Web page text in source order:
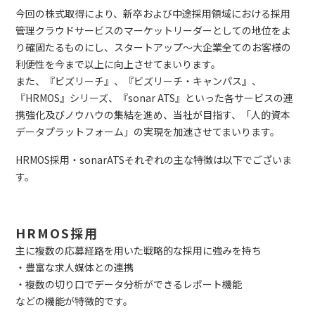
今回の株式取得により、新卒および中途採用領域における採用
管理クラウドサービスのマーケットリーダーとしての地位をよ
り確固たるものにし、スタートアップ〜大企業全てのお客様の
利便性を今まで以上に向上させてまいります。
また、『ビズリーチ』、『ビズリーチ・キャンパス』、
『HRMOS』シリーズ、『sonar ATS』といった各サービスの連
携強化及びノウハウの集結を進め、当社が目指す、「人的資本
データプラットフォーム」の実現を加速させてまいります。
HRMOS採用・sonarATSそれぞれの主な特徴は以下でございま
す。
HRMOS採用
主に複数の応募経路を用いた戦略的な採用に強みを持ち
・豊富な求人媒体との連携
・複数の切り口でデータ分析ができるレポート機能
などの機能が特徴的です。